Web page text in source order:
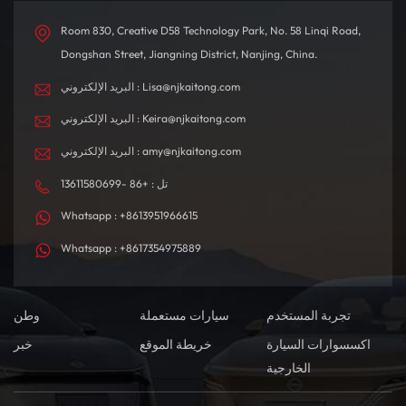
Room 830, Creative D58 Technology Park, No. 58 Linqi Road,
Dongshan Street, Jiangning District, Nanjing, China.
البريد الإلكتروني : Lisa@njkaitong.com
البريد الإلكتروني : Keira@njkaitong.com
البريد الإلكتروني : amy@njkaitong.com
تل : +86 -13611580699
Whatsapp : +8613951966615
Whatsapp : +8617354975889
وطن سيارات مستعملة
تجربة المستخدم
خبر
خريطة الموقع
اكسسوارات السيارة
الخارجية